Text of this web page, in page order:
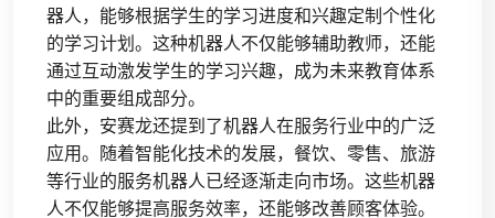
器人，能够根据学生的学习进度和兴趣定制个性化
的学习计划。这种机器人不仅能够辅助教师，还能
通过互动激发学生的学习兴趣，成为未来教育体系
中的重要组成部分。
此外，安赛龙还提到了机器人在服务行业中的广泛
应用。随着智能化技术的发展，餐饮、零售、旅游
等行业的服务机器人已经逐渐走向市场。这些机器
人不仅能够提高服务效率，还能够改善顾客体验。